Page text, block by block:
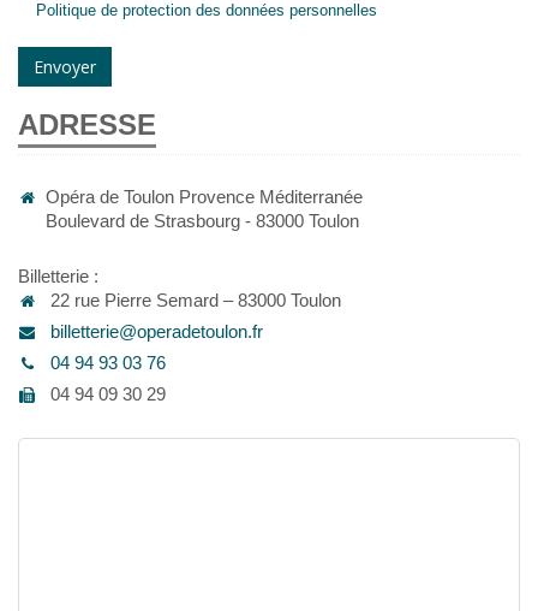
Politique de protection des données personnelles
Envoyer
ADRESSE
Opéra de Toulon Provence Méditerranée
Boulevard de Strasbourg - 83000 Toulon
Billetterie :
22 rue Pierre Semard – 83000 Toulon
billetterie@operadetoulon.fr
04 94 93 03 76
04 94 09 30 29